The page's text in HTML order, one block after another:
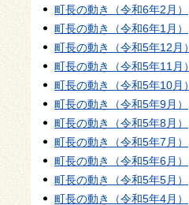
町長の動き（令和6年2月）
町長の動き（令和6年1月）
町長の動き（令和5年12月）
町長の動き（令和5年11月）
町長の動き（令和5年10月）
町長の動き（令和5年9月）
町長の動き（令和5年8月）
町長の動き（令和5年7月）
町長の動き（令和5年6月）
町長の動き（令和5年5月）
町長の動き（令和5年4月）